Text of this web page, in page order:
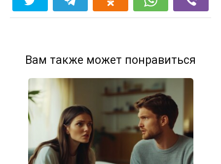
Вам также может понравиться